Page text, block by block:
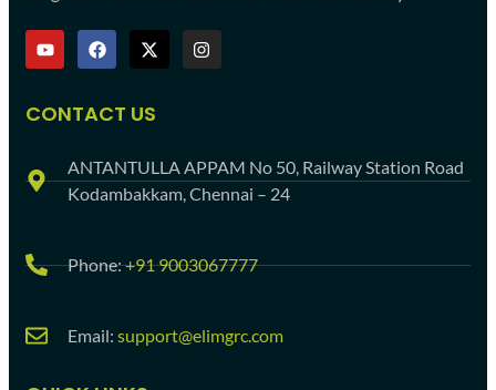
CONTACT US
ANTANTULLA APPAM No 50, Railway Station Road
Kodambakkam, Chennai – 24
Phone:+91 9003067777
Email: support@elimgrc.com